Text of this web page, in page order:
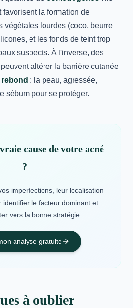
favorisent la formation de
végétales lourdes (coco, beurre
et les fonds de teint trop
suspects. À l'inverse, des
altérer la barrière cutanée
: la peau, agressée,
sébum pour se protéger.
cause de votre acné
?
imperfections, leur localisation
identifier le facteur dominant et
vers la bonne stratégie.
analyse gratuite
à oublier